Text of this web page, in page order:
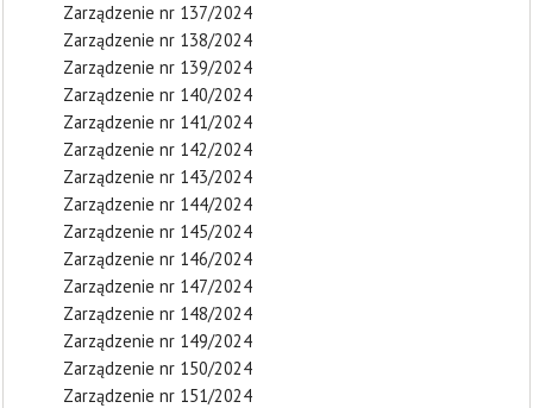
Zarządzenie nr 137/2024
Zarządzenie nr 138/2024
Zarządzenie nr 139/2024
Zarządzenie nr 140/2024
Zarządzenie nr 141/2024
Zarządzenie nr 142/2024
Zarządzenie nr 143/2024
Zarządzenie nr 144/2024
Zarządzenie nr 145/2024
Zarządzenie nr 146/2024
Zarządzenie nr 147/2024
Zarządzenie nr 148/2024
Zarządzenie nr 149/2024
Zarządzenie nr 150/2024
Zarządzenie nr 151/2024